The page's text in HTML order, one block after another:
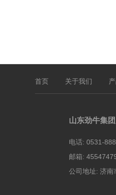
首页 关于我们
山东劲牛集
电话: 0531-
邮箱:
公司地址: 济南